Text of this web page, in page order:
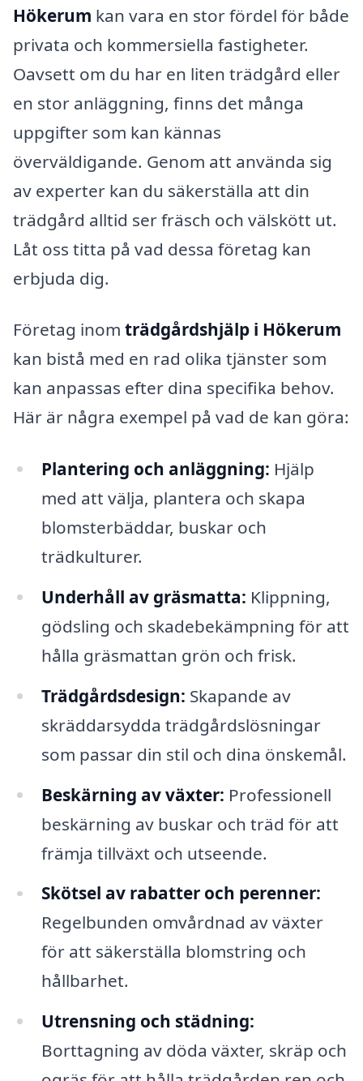
Hökerum kan vara en stor fördel för både
privata och kommersiella fastigheter.
Oavsett om du har en liten trädgård eller
en stor anläggning, finns det många
uppgifter som kan kännas
överväldigande. Genom att använda sig
av experter kan du säkerställa att din
trädgård alltid ser fräsch och välskött ut.
Låt oss titta på vad dessa företag kan
erbjuda dig.
Företag inom trädgårdshjälp i Hökerum
kan bistå med en rad olika tjänster som
kan anpassas efter dina specifika behov.
Här är några exempel på vad de kan göra:
Plantering och anläggning: Hjälp
med att välja, plantera och skapa
blomsterbäddar, buskar och
trädkulturer.
Underhåll av gräsmatta: Klippning,
gödsling och skadebekämpning för att
hålla gräsmattan grön och frisk.
Trädgårdsdesign: Skapande av
skräddarsydda trädgårdslösningar
som passar din stil och dina önskemål.
Beskärning av växter: Professionell
beskärning av buskar och träd för att
främja tillväxt och utseende.
Skötsel av rabatter och perenner:
Regelbunden omvårdnad av växter
för att säkerställa blomstring och
hållbarhet.
Utrensning och städning:
Borttagning av döda växter, skräp och